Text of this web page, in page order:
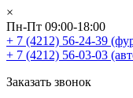
×
Пн-Пт 09:00-18:00
+ 7 (4212) 56-24-39
+ 7 (4212) 56-03-03
Заказать звонок